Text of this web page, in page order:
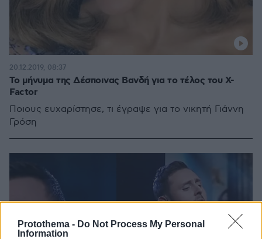
Protothema - Do Not Process My Personal
Information
Το μήνυμα της Δέσποινας Βανδή για το τέλος του X-
Factor
Ποιους ευχαρίστησε, τι έγραψε για το νικητή Γιάννη
Γρόση
20.12.2019, 08:37